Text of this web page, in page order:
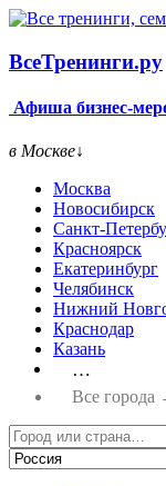
ВсеТренинги.ру
Афиша бизнес-
в Москве↓
Москва
Новосибирск
Санкт-
Красноярск
Екатеринбург
Челябинск
Нижний
Краснодар
Казань
…
Все города